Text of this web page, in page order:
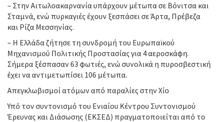
– Στην Αιτωλοακαρνανία υπάρχουν μέτωπα σε Βόνιτσα και
Σταμνά, ενώ πυρκαγιές έχουν ξεσπάσει σε Άρτα, Πρέβεζα
και Ρίζα Μεσσηνίας.
– Η Ελλάδα ζήτησε τη συνδρομή του Ευρωπαϊκού
Μηχανισμού Πολιτικής Προστασίας για 4 αεροσκάφη.
Σήμερα ξέσπασαν 63 φωτιές, ενώ συνολικά η πυροσβεστική
έχει να αντιμετωπίσει 106 μέτωπα.
Απεγκλωβισμοί ατόμων από παραλίες στην Χίο
Υπό τον συντονισμό του Ενιαίου Κέντρου Συντονισμού
Έρευνας και Διάσωσης (ΕΚΣΕΔ) πραγματοποιείται από το